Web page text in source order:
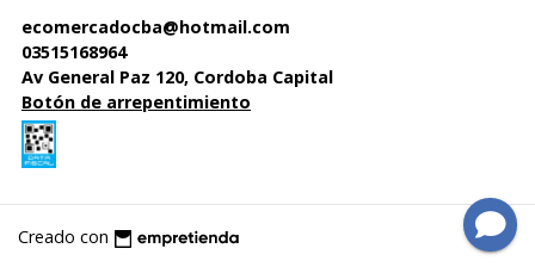
ecomercadocba@hotmail.com
03515168964
Av General Paz 120, Cordoba Capital
Botón de arrepentimiento
Creado con